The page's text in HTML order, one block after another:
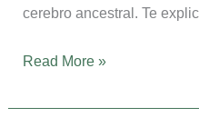
cerebro ancestral. Te
cerebro
Read More »